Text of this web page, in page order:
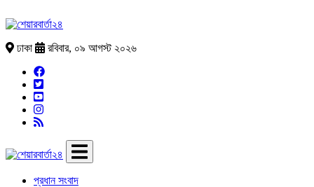
ঢাকা রবিবার, ০৯ আগস্ট ২০২৬
প্রধান সংবাদ